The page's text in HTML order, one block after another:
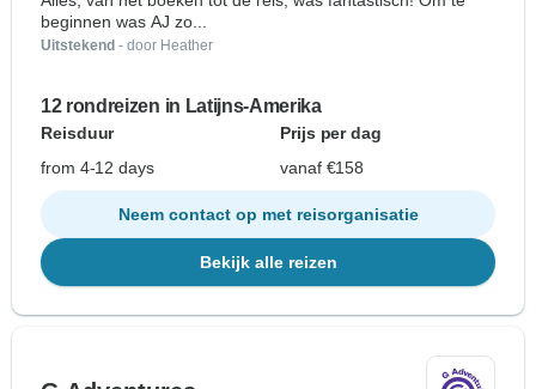
beginnen was AJ zo...
Uitstekend - door Heather
12 rondreizen in Latijns-Amerika
Reisduur
Prijs per dag
from 4-12 days
vanaf €158
Neem contact op met reisorganisatie
Bekijk alle reizen